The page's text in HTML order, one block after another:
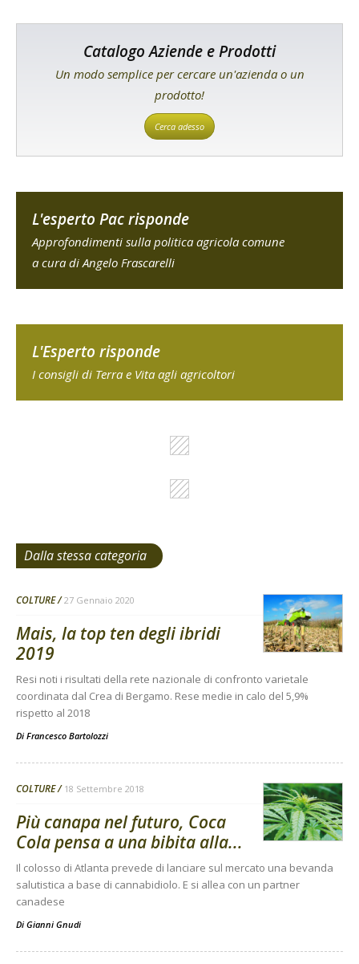
Catalogo Aziende e Prodotti
Un modo semplice per cercare un'azienda o un
prodotto!
Cerca adesso
L'esperto Pac risponde
Approfondimenti sulla politica agricola comune
a cura di Angelo Frascarelli
L'Esperto risponde
I consigli di Terra e Vita agli agricoltori
Dalla stessa categoria
COLTURE 27 Gennaio 2020
Mais, la top ten degli ibridi
2019
Resi noti i risultati della rete nazionale di confronto varietale
coordinata dal Crea di Bergamo. Rese medie in calo del 5,9%
rispetto al 2018
Di Francesco Bartolozzi
COLTURE 18 Settembre 2018
Più canapa nel futuro, Coca
Cola pensa a una bibita alla...
Il colosso di Atlanta prevede di lanciare sul mercato una bevanda
salutistica a base di cannabidiolo. E si allea con un partner
canadese
Di Gianni Gnudi